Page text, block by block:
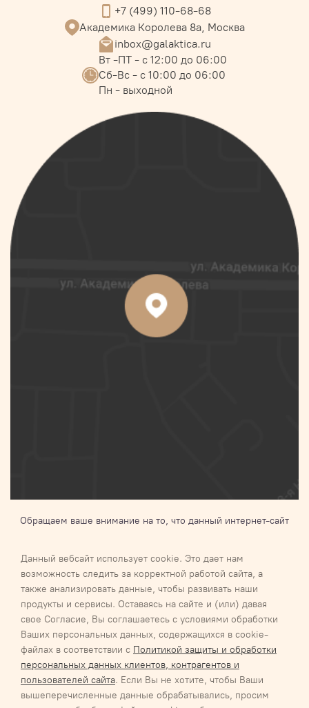
Данный вебсайт использует cookie. Это дает нам
возможность следить за корректной работой сайта, а
также анализировать данные, чтобы развивать наши
продукты и сервисы. Оставаясь на сайте и (или) давая
свое Согласие, Вы соглашаетесь с условиями обработки
Ваших персональных данных, содержащихся в cookie-
файлах в соответствии с Политикой защиты и обработки
персональных данных клиентов, контрагентов и
пользователей сайта. Если Вы не хотите, чтобы Ваши
вышеперечисленные данные обрабатывались, просим
+7 (499) 110-68-68
Академика Королева 8а, Москва
inbox@galaktica.ru
Вт -ПТ - с 12:00 до 06:00
Сб-Вс - с 10:00 до 06:00
Пн - выходной
Обращаем ваше внимание на то, что данный интернет-сайт
определяемой положениями Статьи 437 п.2 Гражданского
кодекса Российской Федерации.Для получения подробной
информации о наличии и стоимости указанных товаров и (или)
услуг, пожалуйста, обращайтесь к менеджеру
Галактика 2027Карта сайта
Соглашение об обработке персональных данных
Соглашение об обработке персональных данных
Обязательство о неразглашении информации, содержащей